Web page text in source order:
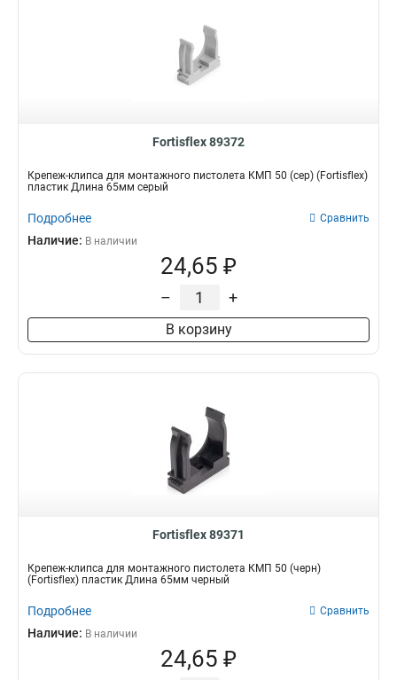
Fortisflex 89372
Крепеж-клипса для монтажного пистолета КМП 50 (сер) (Fortisflex)
пластик Длина 65мм серый
Подробнее Сравнить
Наличие: В наличии
24,65 ₽
– +
В корзину
Fortisflex 89371
Крепеж-клипса для монтажного пистолета КМП 50 (черн)
(Fortisflex) пластик Длина 65мм черный
Подробнее Сравнить
Наличие: В наличии
24,65 ₽